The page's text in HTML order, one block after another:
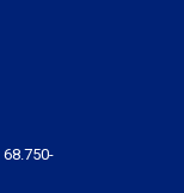
68.750-